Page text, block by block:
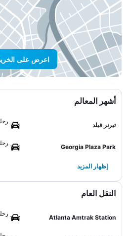
اعرض على
أشهر المعالم
تيرنر فيلد
رحلة
Georgia Plaza Park
رحلة
إظهار المزيد
النقل العام
Atlanta Amtrak Station
رحلة